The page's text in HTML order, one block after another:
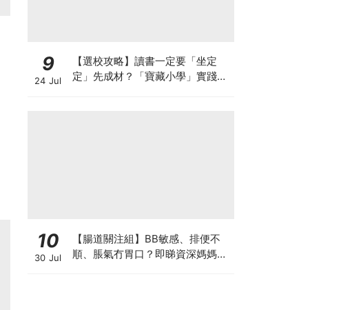
9
24 Jul
【選校攻略】讀書一定要「坐定
定」先成材？「寶藏小學」實踐動
10
30 Jul
【腸道關注組】BB敏感、排便不
順、脹氣冇胃口？即睇資深媽媽分